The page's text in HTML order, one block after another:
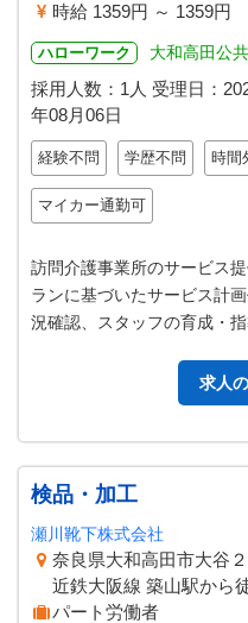
時給 1359円 ～ 1359円
ハローワーク 大和高田公
採用人数：1人 受理日：
年08月06日
経験不問 学歴不問 時間
マイカー通勤可
訪問介護事業所のサービス
ランに基づいたサービス計
況確認、スタッフの育成・
求人
検品・加工
瀬川靴下株式会社
奈良県大和高田市大谷
近鉄大阪線 築山駅から
パート労働者